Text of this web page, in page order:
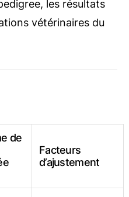
les résultats
vétérinaires du
de
Facteurs
d’ajustement